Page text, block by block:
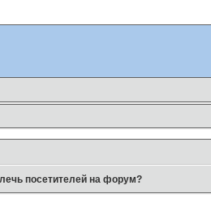
посетителей на форум?